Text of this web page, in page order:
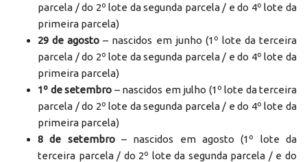
parcela / do 2º lote da segunda parcela / e do 4º lote da
primeira parcela)
29 de agosto – nascidos em junho (1º lote da terceira
parcela / do 2º lote da segunda parcela / e do 4º lote da
primeira parcela)
1º de setembro – nascidos em julho (1º lote da terceira
parcela / do 2º lote da segunda parcela / e do 4º lote da
primeira parcela)
8 de setembro– nascidos em agosto (1º lote da
terceira parcela / do 2º lote da segunda parcela / e do